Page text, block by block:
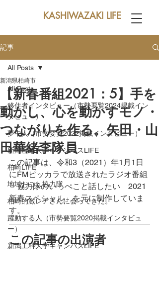
KASHIWAZAKI LIFE
記事
All Posts
移住者インタビュー（市勢要覧2024掲載イン
タビュー）
夢中人（市勢要覧2022掲載インタビュー）
新潟産業大学キャンパスLIFE
柏崎LIFE
地域おこし協力隊
柏崎的激レアさんに会ってきた。
躍動する人（市勢要覧2020掲載インタビュ
ー）
新潟工科大学キャンパスLIFE
All Posts
【新春番組2021：5】手を
動かし、心を動かすモノ・
つながりを作る。矢田・山
田華緒李隊員
新潟県柏崎市
この記事は、令和3（2021）年1月1日
にFMピッカラで放送されたラジオ番組
「協力隊のいっぺこと話したい　2021
新春スペシャル」を元に制作していま
す。
この記事の出演者